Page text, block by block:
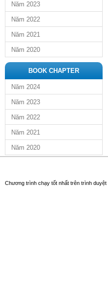
Năm 2023
Năm 2022
Năm 2021
Năm 2020
BOOK CHAPTER
Năm 2024
Năm 2023
Năm 2022
Năm 2021
Năm 2020
Chương trình chạy tốt nhất trên trình